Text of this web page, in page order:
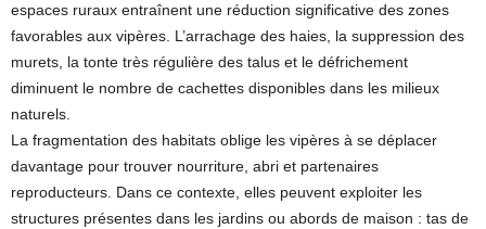
espaces ruraux entraînent une réduction significative des zones
favorables aux vipères. L’arrachage des haies, la suppression des
murets, la tonte très régulière des talus et le défrichement
diminuent le nombre de cachettes disponibles dans les milieux
naturels.
La fragmentation des habitats oblige les vipères à se déplacer
davantage pour trouver nourriture, abri et partenaires
reproducteurs. Dans ce contexte, elles peuvent exploiter les
structures présentes dans les jardins ou abords de maison : tas de